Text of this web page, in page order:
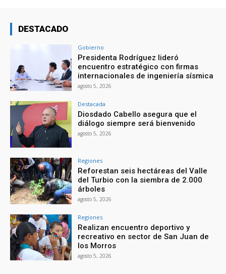
DESTACADO
Gobierno
Presidenta Rodríguez lideró
encuentro estratégico con firmas
internacionales de ingeniería sísmica
agosto 5, 2026
Destacada
Diosdado Cabello asegura que el
diálogo siempre será bienvenido
agosto 5, 2026
Regiones
Reforestan seis hectáreas del Valle
del Turbio con la siembra de 2.000
árboles
agosto 5, 2026
Regiones
Realizan encuentro deportivo y
recreativo en sector de San Juan de
los Morros
agosto 5, 2026